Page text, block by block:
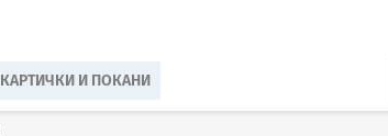
КАРТИЧКИ И ПОКАНИ